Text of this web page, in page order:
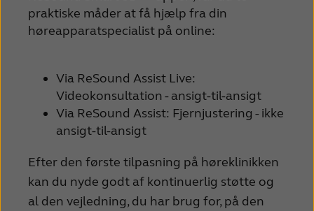
France India
International
Kazakhstan Korea
Latinoamérica Netherlands
New Zealand
Schweiz Suisse
Suomi Sverige
praktiske måder at få hjælp fra din
høreapparatspecialist på online:
Via ReSound Assist Live:
Videokonsultation - ansigt-til-ansigt
Via ReSound Assist: Fjernjustering - ikke
ansigt-til-ansigt
Efter den første tilpasning på høreklinikken
kan du nyde godt af kontinuerlig støtte og
al den vejledning, du har brug for, på den